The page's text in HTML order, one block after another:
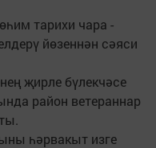
тарихи чара -
йөзеннән сәяси
җирле бүлекчәсе
район ветераннар
һәрвакыт изге